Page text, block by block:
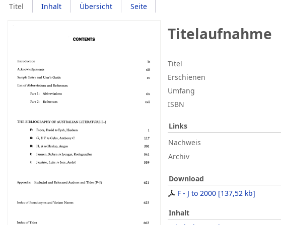
Titel Inhalt Übersicht Seite
Titelaufnahme
Titel
Erschienen
Umfang
ISBN
Links
Nachweis
Archiv
Download
F - J to 2000 [137,52 kb]
Inhalt